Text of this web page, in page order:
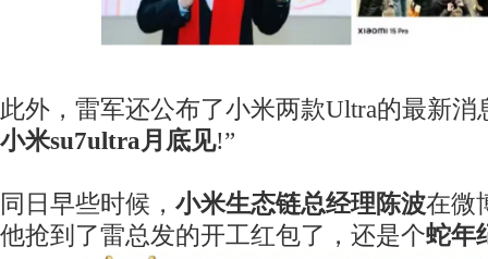
此外，雷军还公布了小米两款Ultra的最新消
小米su7ultra月底见!”
同日早些时候， 小米生态链总经理陈波在微
他抢到了雷总发的开工红包了，还是个蛇年